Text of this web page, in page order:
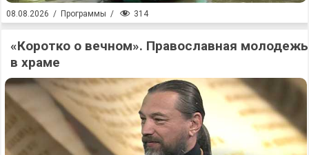
08.08.2026 / Программы / 314
«Коротко о вечном». Православная молодежь
в храме